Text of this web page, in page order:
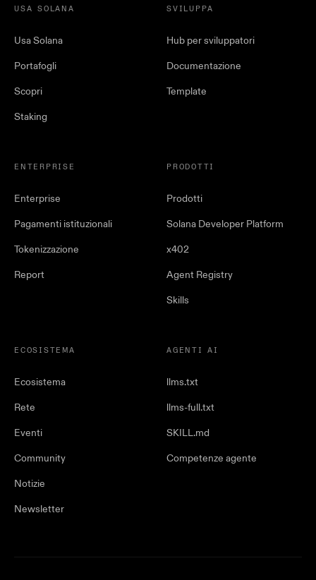
USA SOLANA
Usa Solana
Portafogli
Scopri
Staking
SVILUPPA
Hub per sviluppatori
Documentazione
Template
ENTERPRISE
Enterprise
Pagamenti istituzionali
Tokenizzazione
Report
PRODOTTI
Prodotti
Solana Developer Platform
x402
Agent Registry
Skills
ECOSISTEMA
Ecosistema
Rete
Eventi
Community
Notizie
Newsletter
AGENTI AI
llms.txt
llms-full.txt
SKILL.md
Competenze agente